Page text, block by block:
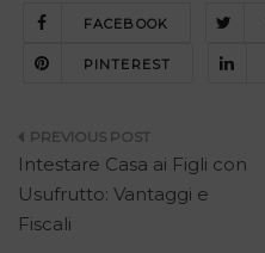
FACEBOOK
PINTEREST
Navigazione
articoli
Intestare Casa ai Figli con
Usufrutto: Vantaggi e
Fiscali